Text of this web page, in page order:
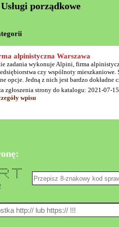
porządkowe
alpinistyczna Warszawa
zadania wykonuje Alpini, firma
czy wspólnoty mieszkaniowe.
opcje. Jedną z nich jest bardzo dokładne
zgłoszenia strony do katalogu: 2021-07-
wpisu
*******
* * *
* * *
*
* * * *
* * *
* * *